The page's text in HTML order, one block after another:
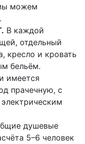
можем
В каждой
отдельный
кресло и кровать
бельём.
имеется
прачечную, с
душевые
5–6 человек